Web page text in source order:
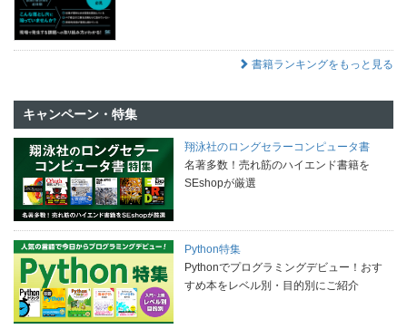
書籍ランキングをもっと見る
キャンペーン・特集
翔泳社のロングセラーコンピュータ書
名著多数！売れ筋のハイエンド書籍を
SEshopが厳選
Python特集
Pythonでプログラミングデビュー！おす
すめ本をレベル別・目的別にご紹介